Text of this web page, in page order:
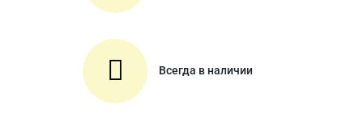
Всегда в наличии